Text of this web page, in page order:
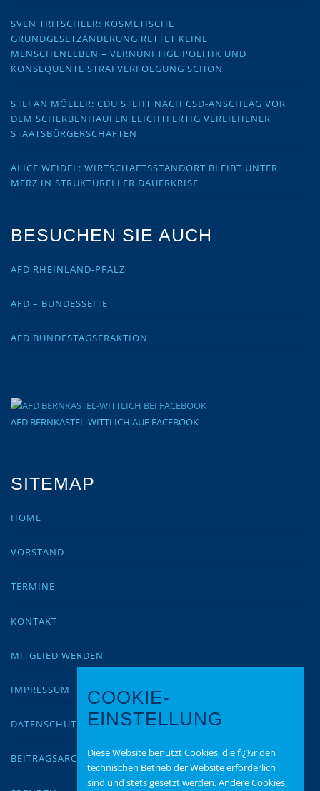
SVEN TRITSCHLER: KOSMETISCHE
GRUNDGESETZÄNDERUNG RETTET KEINE
MENSCHENLEBEN – VERNÜNFTIGE POLITIK UND
KONSEQUENTE STRAFVERFOLGUNG SCHON
STEFAN MÖLLER: CDU STEHT NACH CSD-ANSCHLAG VOR
DEM SCHERBENHAUFEN LEICHTFERTIG VERLIEHENER
STAATSBÜRGERSCHAFTEN
ALICE WEIDEL: WIRTSCHAFTSSTANDORT BLEIBT UNTER
MERZ IN STRUKTURELLER DAUERKRISE
BESUCHEN SIE AUCH
AFD RHEINLAND-PFALZ
AFD – BUNDESSEITE
AFD BUNDESTAGSFRAKTION
AFD BERNKASTEL-WITTLICH AUF FACEBOOK
SITEMAP
HOME
VORSTAND
TERMINE
KONTAKT
MITGLIED WERDEN
IMPRESSUM
DATENSCHUTZ
BEITRAGSARCHIV
COOKIE-
EINSTELLUNG
Diese Website benutzt Cookies, die fï¿½r den
technischen Betrieb der Website erforderlich
sind und stets gesetzt werden. Andere Cookies,